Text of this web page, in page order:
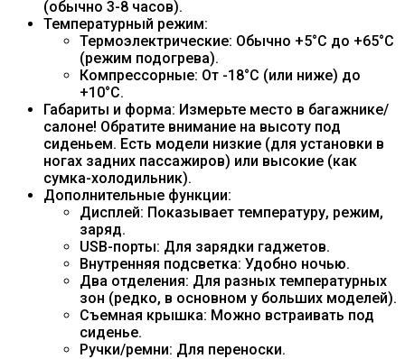
(обычно 3-8 часов).
Температурный режим:
Термоэлектрические: Обычно +5°C до +65°C
(режим подогрева).
Компрессорные: От -18°C (или ниже) до
+10°C.
Габариты и форма: Измерьте место в багажнике/
салоне! Обратите внимание на высоту под
сиденьем. Есть модели низкие (для установки в
ногах задних пассажиров) или высокие (как
сумка-холодильник).
Дополнительные функции:
Дисплей: Показывает температуру, режим,
заряд.
USB-порты: Для зарядки гаджетов.
Внутренняя подсветка: Удобно ночью.
Два отделения: Для разных температурных
зон (редко, в основном у больших моделей).
Съемная крышка: Можно встраивать под
сиденье.
Ручки/ремни: Для переноски.